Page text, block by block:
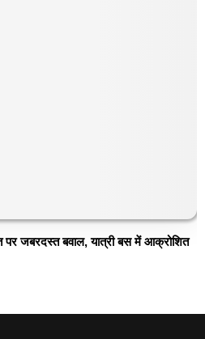
जबरदस्त बवाल, यात्री बस में आक्रोशित